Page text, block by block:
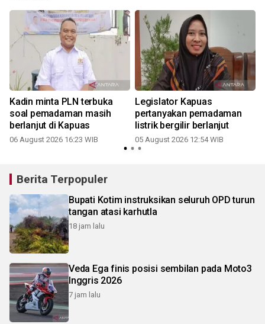
Kadin minta PLN terbuka
soal pemadaman masih
berlanjut di Kapuas
06 August 2026 16:23 WIB
Legislator Kapuas
pertanyakan pemadaman
listrik bergilir berlanjut
05 August 2026 12:54 WIB
Berita Terpopuler
Bupati Kotim instruksikan seluruh OPD turun
tangan atasi karhutla
18 jam lalu
Veda Ega finis posisi sembilan pada Moto3
Inggris 2026
7 jam lalu